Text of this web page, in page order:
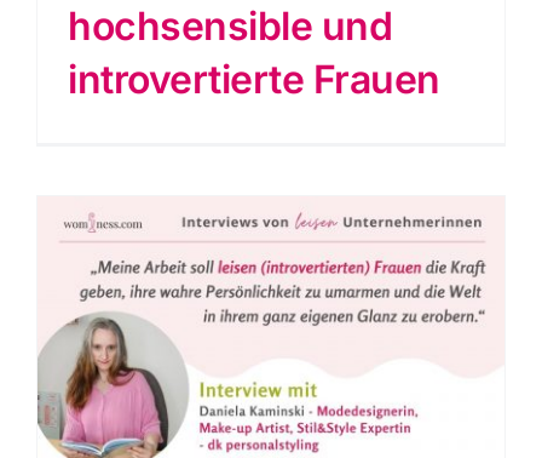
hochsensible und
introvertierte Frauen